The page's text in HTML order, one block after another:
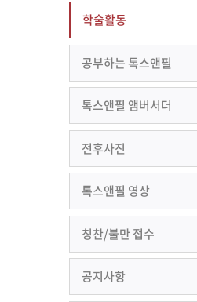
학술활동
공부하는 톡스앤필
톡스앤필 앰버서더
전후사진
톡스앤필 영상
칭찬/불만 접수
공지사항